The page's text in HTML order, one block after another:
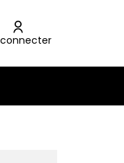
connecter